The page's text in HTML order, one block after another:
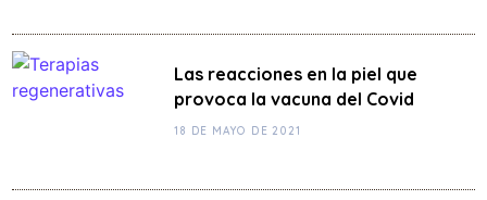
Las reacciones en la piel que
provoca la vacuna del Covid
18 DE MAYO DE 2021